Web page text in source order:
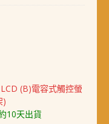
(B)電容式觸控螢
)
10天出貨